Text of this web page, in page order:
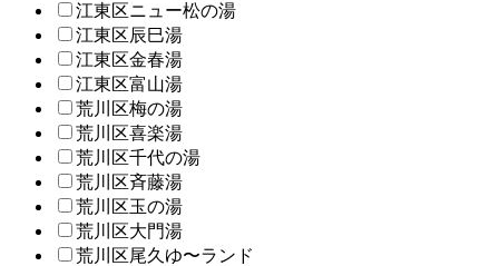
江東区ニュー松の湯
江東区辰巳湯
江東区金春湯
江東区富山湯
荒川区梅の湯
荒川区喜楽湯
荒川区千代の湯
荒川区斉藤湯
荒川区玉の湯
荒川区大門湯
荒川区尾久ゆ〜ランド